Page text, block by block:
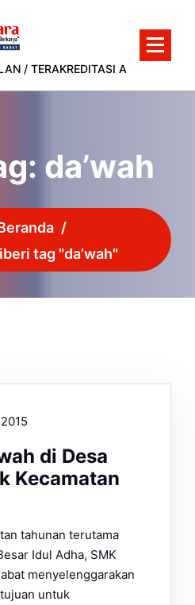
/ TERAKREDITASI A
da’wah
/
tag "da’wah"
di Desa
Kecamatan
tahunan terutama
Idul Adha, SMK
menyelenggarakan
untuk